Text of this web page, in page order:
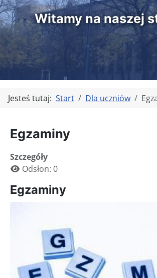
Witamy na naszej
Jesteś tutaj: Start Dla uczniów
Egzaminy
Szczegóły
Odsłon: 0
Egzaminy